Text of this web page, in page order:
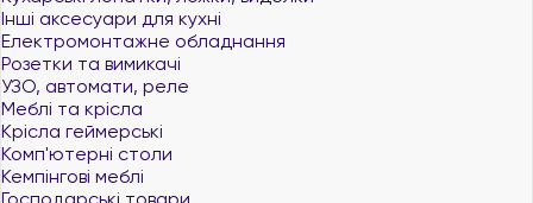
Інші аксесуари для кухні
Електромонтажне обладнання
Розетки та вимикачі
УЗО, автомати, реле
Меблі та крісла
Крісла геймерські
Комп'ютерні столи
Кемпінгові меблі